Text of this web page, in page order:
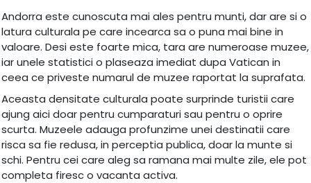
Andorra este cunoscuta mai ales pentru munti, dar are si o
latura culturala pe care incearca sa o puna mai bine in
valoare. Desi este foarte mica, tara are numeroase muzee,
iar unele statistici o plaseaza imediat dupa Vatican in
ceea ce priveste numarul de muzee raportat la suprafata.
Aceasta densitate culturala poate surprinde turistii care
ajung aici doar pentru cumparaturi sau pentru o oprire
scurta. Muzeele adauga profunzime unei destinatii care
risca sa fie redusa, in perceptia publica, doar la munte si
schi. Pentru cei care aleg sa ramana mai multe zile, ele pot
completa firesc o vacanta activa.